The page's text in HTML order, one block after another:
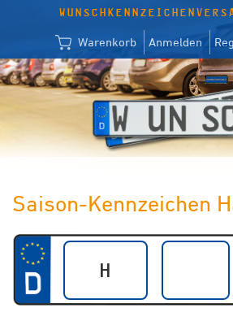
Warenkorb Anmelden
Saison-Kennzeichen